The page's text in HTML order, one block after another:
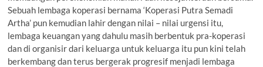
Sebuah lembaga koperasi bernama ‘Koperasi Putra Semadi
Artha’ pun kemudian lahir dengan nilai – nilai urgensi itu,
lembaga keuangan yang dahulu masih berbentuk pra-koperasi
dan di organisir dari keluarga untuk keluarga itu pun kini telah
berkembang dan terus bergerak progresif menjadi lembaga